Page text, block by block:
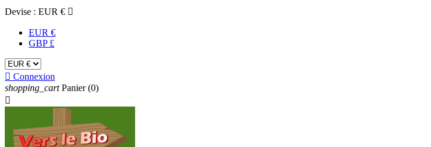
Devise : EUR € 
EUR €
GBP £
 Connexion
shopping_cart Panier (0)
